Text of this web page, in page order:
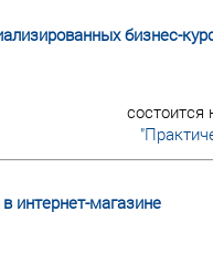
бизнес-
состоится
интернет-магазине